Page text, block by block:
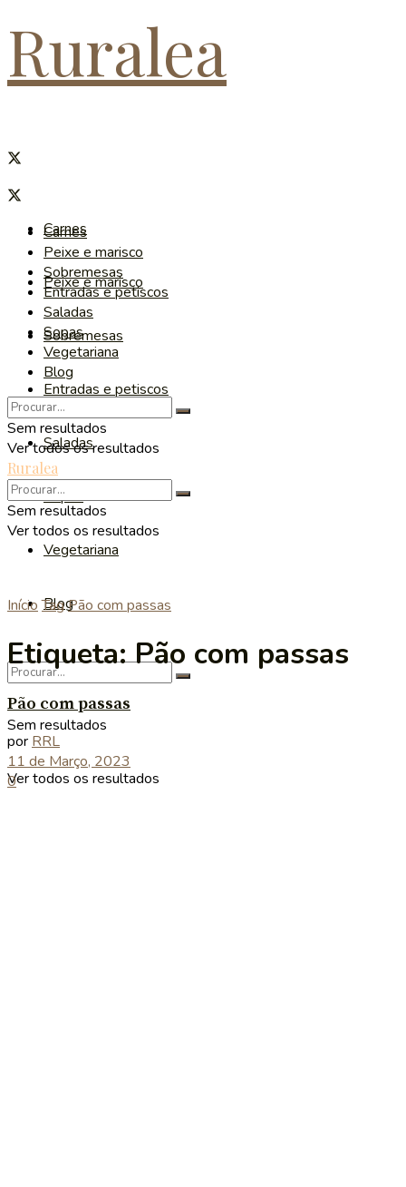
Ruralea
Carnes
Peixe e marisco
Sobremesas
Entradas e petiscos
Saladas
Sopas
Vegetariana
Blog
Sem resultados
Ver todos os resultados
Carnes
Peixe e marisco
Sobremesas
Entradas e petiscos
Saladas
Sopas
Vegetariana
Blog
Sem resultados
Ver todos os resultados
Ruralea
Sem resultados
Ver todos os resultados
Início TagPão com passas
Etiqueta:Pão com passas
Pão com passas
por RRL
11 de Março, 2023
0